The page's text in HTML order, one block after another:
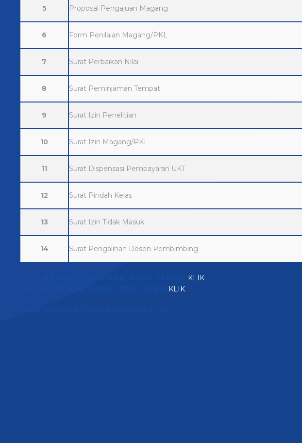
5 Proposal Pengajuan Magang
6 Form Penilaian Magang/PKL
7 Surat Perbaikan Nilai
8 Surat Peminjaman Tempat
9 Surat Izin Penelitian
10 Surat Izin Magang/PKL
11 Surat Dispensasi Pembayaran UKT
12 Surat Pindah Kelas
13 Surat Izin Tidak Masuk
14 Surat Pengalihan Dosen Pembimbing
LINK PENDAFTARAN PROPOSAL SKRIPSI KLIK
LINK PENDAFTARAN UJIAN SKRIPSI KLIK
Untuk nomor surat harap hubungi Prodi Ikom